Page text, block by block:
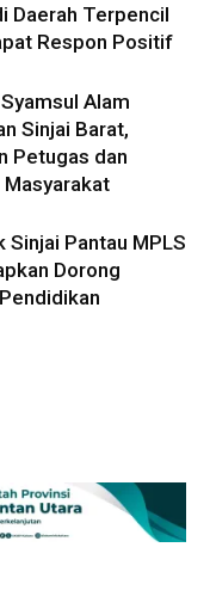
Daerah Terpencil
Respon Positif
Alam
Sinjai Barat,
Petugas dan
Sinjai Pantau MPLS
Dorong